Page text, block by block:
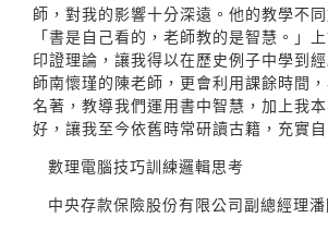
師，對我的影響十分深遠。他的教學不同
「書是自己看的，老師教的是智慧。」
印證理論，讓我得以在歷史例子中學到
師南懷瑾的陳老師，更會利用課餘時間
名著，教導我們運用書中智慧，加上我
好，讓我至今依舊時常研讀古籍，充實自
數理電腦技巧訓練邏輯思考
中央存款保險股份有限公司副總經理